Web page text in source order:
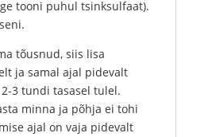
tooni puhul tsinksulfaat).
tõusnud, siis lisa
ja samal ajal pidevalt
3 tundi tasasel tulel.
minna ja põhja ei tohi
ajal on vaja pidevalt